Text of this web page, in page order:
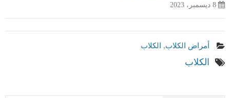
8 ديسمبر، 2023
أمراض الكلاب, الكلاب
الكلاب